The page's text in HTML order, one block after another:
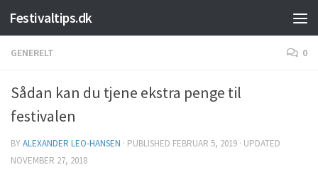
Skip to content
Festivaltips.dk
GENERELT 0
Sådan kan du tjene ekstra penge til
festivalen
BYALEXANDER LEO-HANSEN · PUBLISHED FEBRUAR 5, 2019 · UPDATED
NOVEMBER 27, 2018